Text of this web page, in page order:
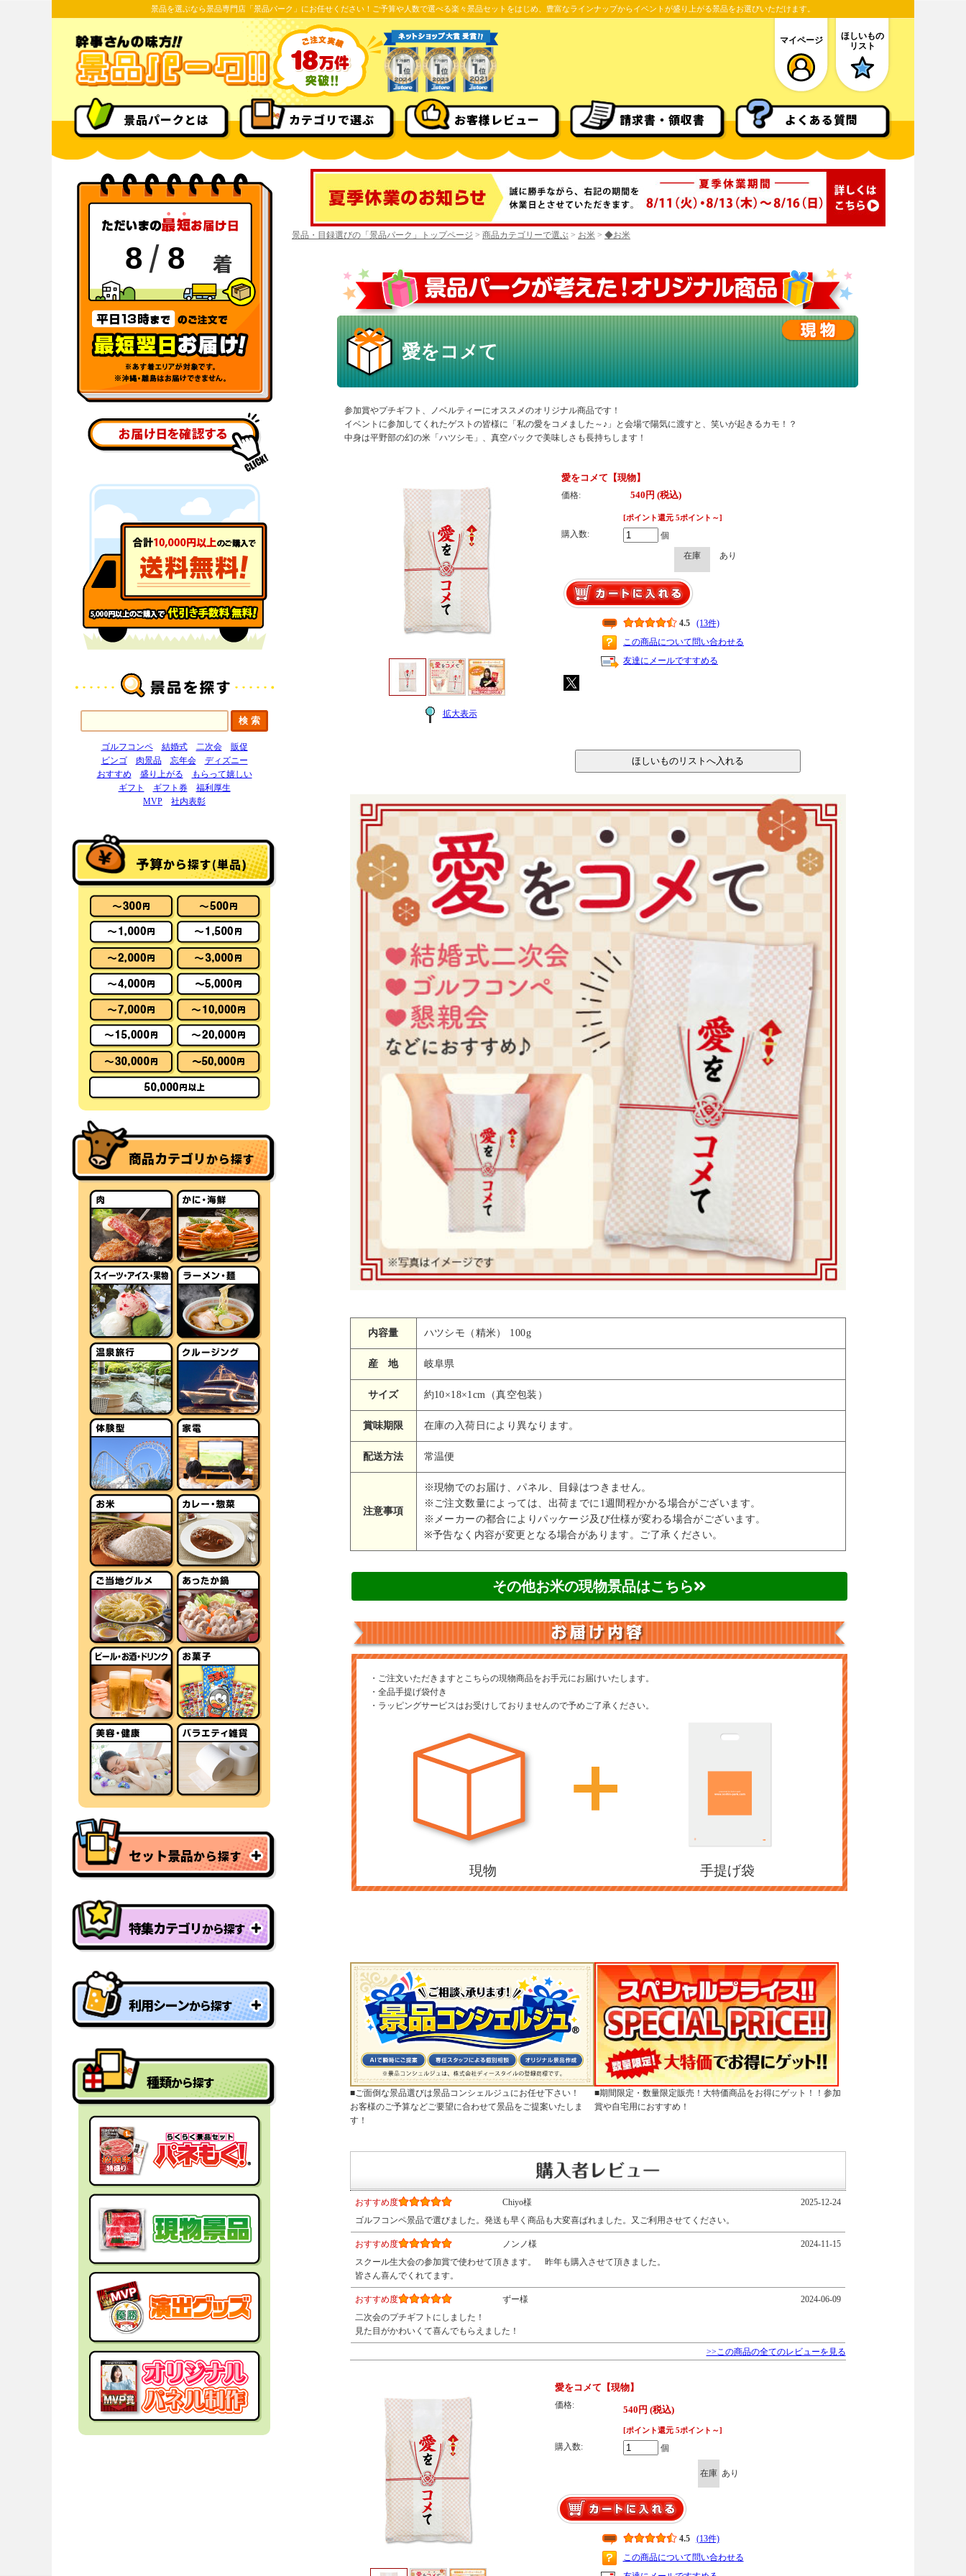
景品を選ぶなら景品専門店「景品パーク」にお任せください！ご予算や人数で選べる楽々景品セットをはじめ、豊富なラインナップからイベントが盛り上がる景品をお選びいただけます。
マイページ
ほしいもの
リスト
景品パークとは カテゴリで選ぶ お客様レビュー 請求書・領収書 よくある質問
8 / 8 着
ゴルフコンペ 結婚式 二次会
販促
ビンゴ
肉景品 忘年会
ディズニー
おすすめ
盛り上がる
もらって嬉しい
ギフト
ギフト券
福利厚生
MVP
社内表彰
予算から探す(単品)
商品カテゴリから探す
セット景品から探す
特集カテゴリから探す
型抜きパネル景品
一年分景品
参加賞・残念賞
スペシャルプライス
迷った時にはコレ！
盛り上げたい時はコレ！
面白・変わった景品
金運アップ！？景品
男性向け景品
女性向け景品
利用シーンから探す
ゴルフコンペの景品
ビンゴ景品
宴会の景品
社内表彰の景品
社内イベントの景品
福利厚生・インセンティブ
結婚式の景品
忘年会の景品
種類から探す
景品・目録選びの「景品パーク」トップページ > 商品カテゴリーで選ぶ > お米 > ◆お米
愛をコメて
参加賞やプチギフト、ノベルティーにオススメのオリジナル商品です！
イベントに参加してくれたゲストの皆様に「私の愛をコメました～♪」と会場で陽気に渡すと、笑いが起きるカモ！？
中身は平野部の幻の米「ハツシモ」、真空パックで美味しさも長持ちします！
拡大表示
愛をコメて【現物】
価格: 540円 (税込)
[ポイント還元 5ポイント～]
購入数:
個
在庫
あり
4.5
(13件)
この商品について問い合わせる
友達にメールですすめる
内容量 ハツシモ（精米） 100g
産 地 岐阜県
サイズ 約10×18×1cm（真空包装）
賞味期限 在庫の入荷日により異なります。
配送方法 常温便
注意事項
※現物でのお届け、パネル、目録はつきません。
※ご注文数量によっては、出荷までに1週間程かかる場合がございます。
※メーカーの都合によりパッケージ及び仕様が変わる場合がございます。
※予告なく内容が変更となる場合があります。ご了承ください。
その他お米の現物景品はこちら
・ご注文いただきますとこちらの現物商品をお手元にお届けいたします。
・全品手提げ袋付き
・ラッピングサービスはお受けしておりませんので予めご了承ください。
現物 手提げ袋
■ご面倒な景品選びは景品コンシェルジュにお任せ下さい！
お客様のご予算などご要望に合わせて景品をご提案いたしま
す！
■期間限定・数量限定販売！大特価商品をお得にゲット！！参加
賞や自宅用におすすめ！
おすすめ度 Chiyo様
2025-12-24
ゴルフコンペ景品で選びました。発送も早く商品も大変喜ばれました。又ご利用させてください。
おすすめ度 ノンノ様
2024-11-15
スクール生大会の参加賞で使わせて頂きます。 昨年も購入させて頂きました。
皆さん喜んでくれてます。
おすすめ度 ずー様
2024-06-09
二次会のプチギフトにしました！
見た目がかわいくて喜んでもらえました！
>>この商品の全てのレビューを見る
愛をコメて【現物】
価格: 540円 (税込)
[ポイント還元 5ポイント～]
購入数: 個
在庫 あり
4.5
(13件)
この商品について問い合わせる